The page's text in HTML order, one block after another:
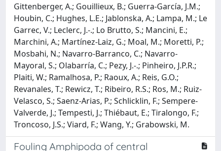
Gittenberger, A.; Gouillieux, B.; Guerra-García, J.M.;
Houbin, C.; Hughes, L.E.; Jablonska, A.; Lampa, M.; Le
Garrec, V.; Leclerc, J.-.; Lo Brutto, S.; Mancini, E.;
Marchini, A.; Martínez-Laiz, G.; Moal, M.; Moretti, P.;
Mosbahi, N.; Navarro-Barranco, C.; Navarro-
Mayoral, S.; Olabarría, C.; Pezy, J.-.; Pinheiro, J.P.R.;
Plaiti, W.; Ramalhosa, P.; Raoux, A.; Reis, G.O.;
Revanales, T.; Rewicz, T.; Ribeiro, R.S.; Ros, M.; Ruiz-
Velasco, S.; Saenz-Arias, P.; Schlicklin, F.; Sempere-
Valverde, J.; Tempesti, J.; Thiébaut, E.; Tiralongo, F.;
Troncoso, J.S.; Viard, F.; Wang, Y.; Grabowski, M.
Fouling Amphipoda of central